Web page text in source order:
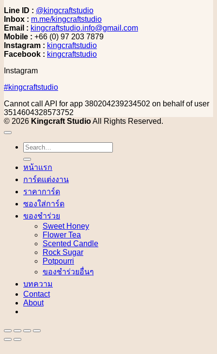
Line ID : @kingcraftstudio
Inbox : m.me/kingcraftstudio
Email : kingcraftstudio.info@gmail.com
Mobile : +66 (0) 97 203 7879
Instagram : kingcraftstudio
Facebook : kingcraftstudio
Instagram
#kingcraftstudio
Cannot call API for app 380204239234502 on behalf of user
3514604328573752
© 2026 Kingcraft StudioAll Rights Reserved.
Search
for:
หน้าแรก
การ์ดแต่งงาน
ราคาการ์ด
ซองใส่การ์ด
ของชำร่วย
Sweet Honey
Flower Tea
Scented Candle
Rock Sugar
Potpourri
ของชำร่วยอื่นๆ
บทความ
Contact
About